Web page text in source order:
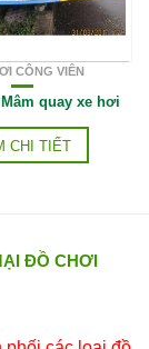
CÔNG VIÊN
quay xe hơi
CHI TIẾT
ĐỒ CHƠI